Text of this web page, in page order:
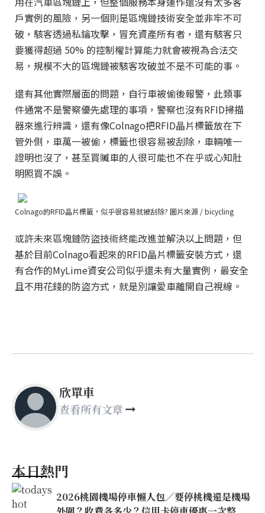
戶實例的風險，另一個則是區塊鏈技術安全並非牢不可
破，駭客透過私鑰攻擊，冒充資產所有者，還有駭客只
要獲得超過 50% 的控制權計算能力就會被視為合法交
易，規模不大的區塊鏈被駭客攻破並不是不可能的事。
還有其他實際層面的問題，自行車被偷後報警，此類事
件通常不是警察優先處理的事項，警察也沒有RFID掃描
器來進行辨識，還有像Colnago把RFID晶片標籤放在下
管外側，車萬一被偷，標籤也很容易被刮除，車輛唯一
證明也沒了，甚至買贓車的人很可能也不在乎或心知肚
明照買不誤。
Colnago的RFID晶片標籤，似乎很容易就被刮除? 圖片來源 / bicycling
或許未來區塊鏈防盜技術終能改進並解決以上問題，但
基於目前Colnago看起來的RFID晶片標籤安裝方式，還
有合作的MyLime資安公司似乎還未有大量實例，最安全
且不用花錢的防盜方式，就是別讓愛車離開自己視線。
欣單車
查看所有文章
本日熱門
2026桃園機場停車懶人包／要停桃機還是機場